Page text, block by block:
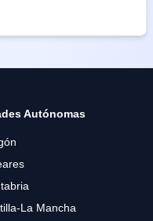
Autónomas
La Mancha